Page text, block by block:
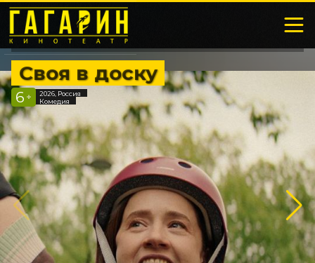
Своя в доску
6 +
2026, Россия
Комедия